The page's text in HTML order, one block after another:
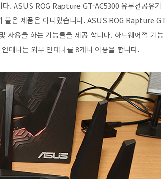
. ASUS ROG Rapture GT-AC5300 유무선공유기
붙은 제품은 아니었습니다. ASUS ROG Rapture GT
사용을 하는 기능들을 제공 합니다. 하드웨어적 기능
테나는 외부 안테나를 8개나 이용을 합니다.